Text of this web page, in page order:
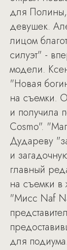
для
девушек.
лицом
силуэт" -
модели.
"Новая
на съемки.
и получила
Cosmo".
Дудареву
и
главный
на съемки в
"Мисс Naf
для